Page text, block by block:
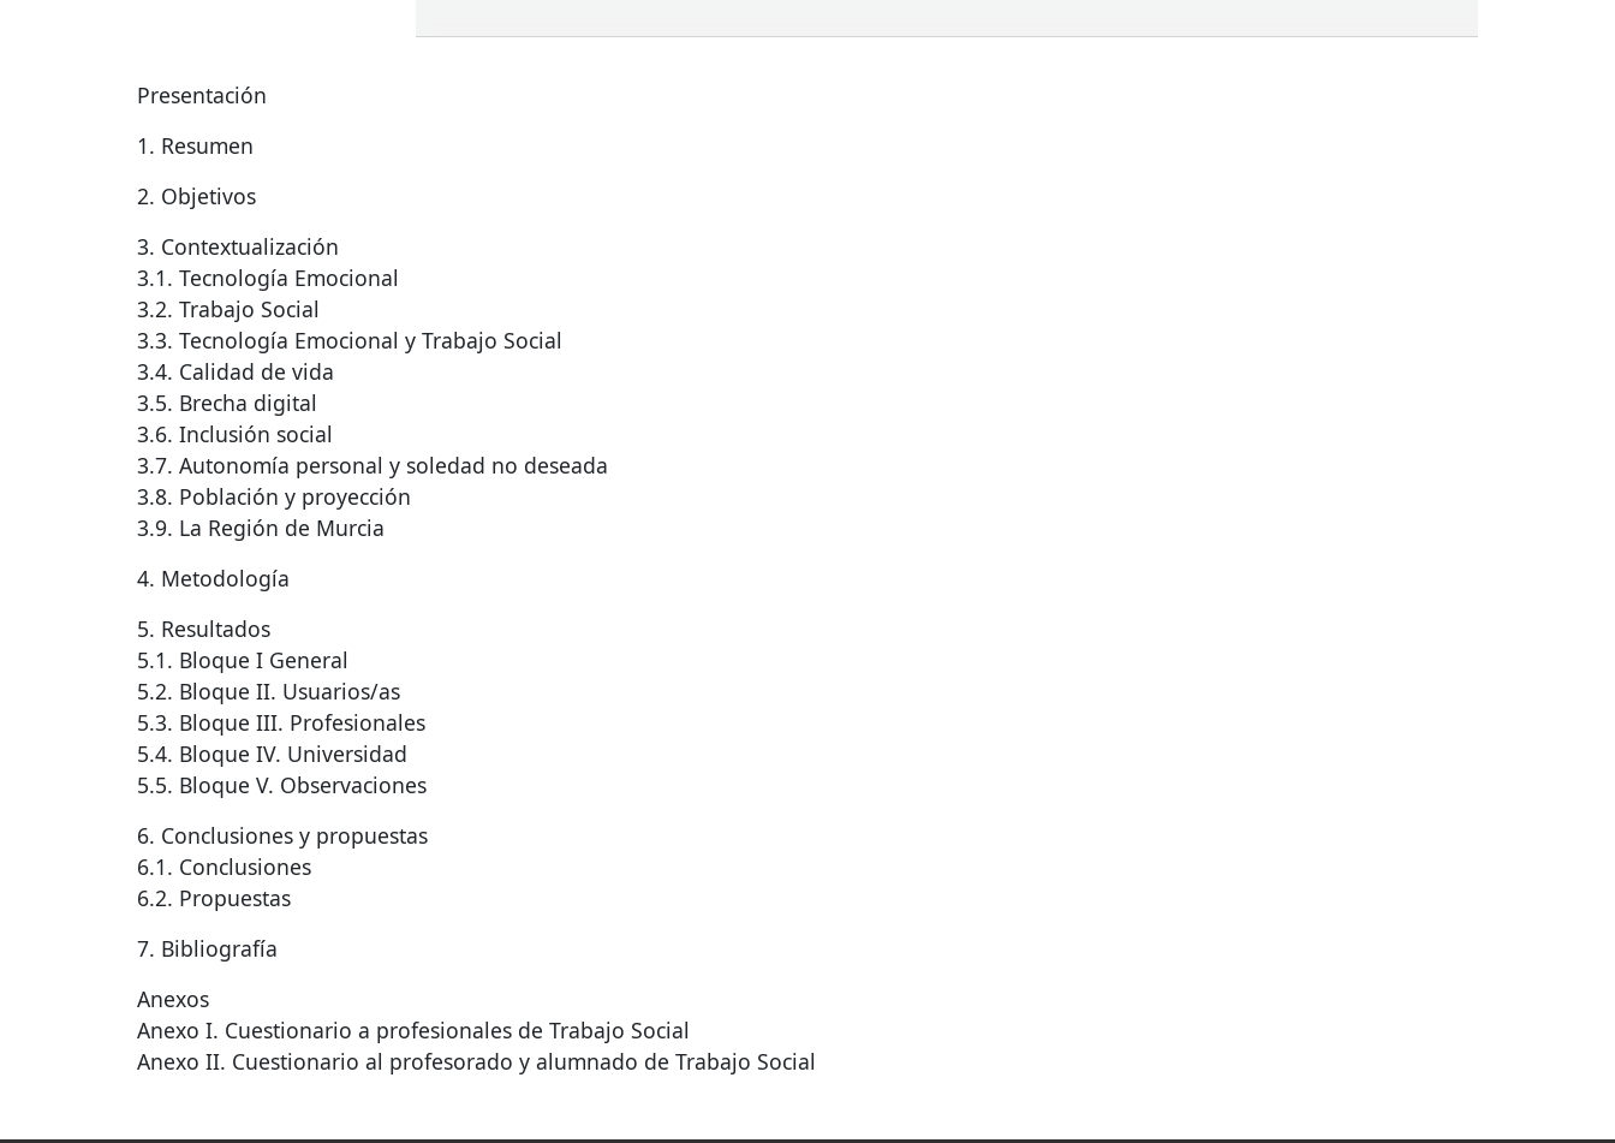
Presentación
1. Resumen
2. Objetivos
3. Contextualización
3.1. Tecnología Emocional
3.2. Trabajo Social
3.3. Tecnología Emocional y Trabajo Social
3.4. Calidad de vida
3.5. Brecha digital
3.6. Inclusión social
3.7. Autonomía personal y soledad no deseada
3.8. Población y proyección
3.9. La Región de Murcia
4. Metodología
5. Resultados
5.1. Bloque I General
5.2. Bloque II. Usuarios/as
5.3. Bloque III. Profesionales
5.4. Bloque IV. Universidad
5.5. Bloque V. Observaciones
6. Conclusiones y propuestas
6.1. Conclusiones
6.2. Propuestas
7. Bibliografía
Anexos
Anexo I. Cuestionario a profesionales de Trabajo Social
Anexo II. Cuestionario al profesorado y alumnado de Trabajo Social